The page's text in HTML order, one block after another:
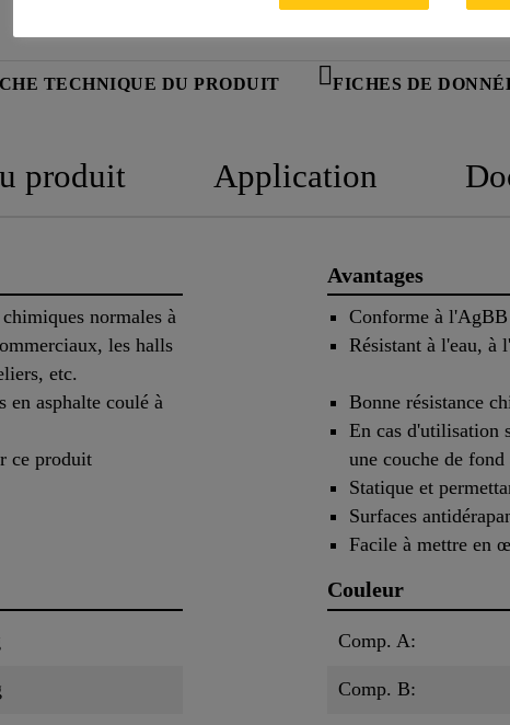
TECHNIQUE DU PRODUIT FICHES DE
produit Application
normales à
les halls
etc.
en asphalte coulé à
ce produit
Avantages
Conforme à l'AgBB
Résistant à l'eau, à
Bonne résistance
En cas d'utilisation
une couche de
Statique et
Surfaces
Facile à mettre en
Couleur
Comp. A:
Comp. B: